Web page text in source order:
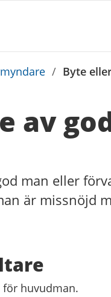
/ Byte
av
man eller
är missnöjd
för huvudman.